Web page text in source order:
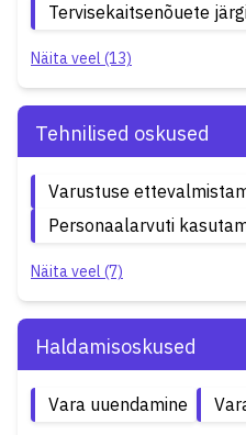
Tervisekaitsenõuete
Näita veel (13)
Tehnilised oskused
Varustuse
Personaalarvuti
Näita veel (7)
Haldamisoskused
Vara uuendamine